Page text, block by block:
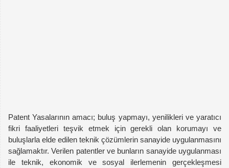
Patent Yasalarının amacı; buluş yapmayı, yenilikleri ve yaratıcı
fikri faaliyetleri teşvik etmek için gerekli olan korumayı ve
buluşlarla elde edilen teknik çözümlerin sanayide uygulanmasını
sağlamaktır. Verilen patentler ve bunların sanayide uygulanması
ile teknik, ekonomik ve sosyal ilerlemenin gerçekleşmesi